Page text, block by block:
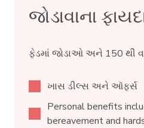
જોડાવાના
ફેડમાં જોડાઓ અને 150 થી
ખાસ ડીલ્સ અને ઑફર્સ
Personal benefits
bereavement and